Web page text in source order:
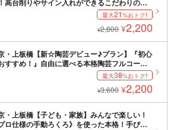
高台削りやサイン入れができるこだわりの本
最大21%おトク!
¥2,800 ¥2,200
・上板橋【新☆陶芸デビュー♪プラン】『初心
すすめ！』自由に選べる本格陶芸フルコース
最大38%おトク!
¥3,600 ¥2,200
・上板橋【子ども・家族】みんなで楽しい！
ロ仕様の手動ろくろ》を使った本格！手びね